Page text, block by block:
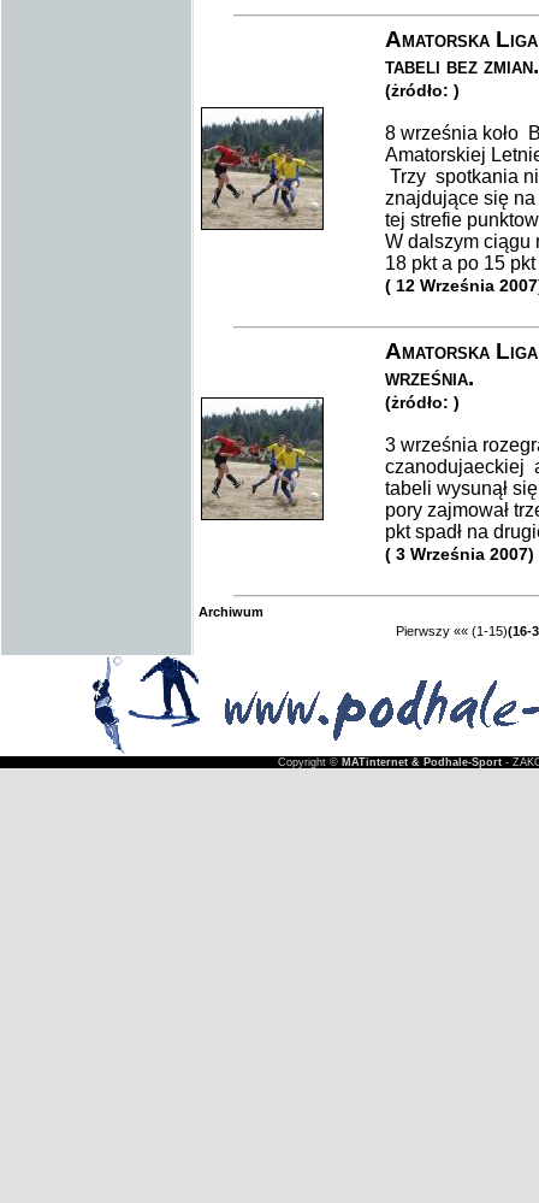
Amatorska
tabeli bez zmian.
(żródło: )
8 września koło
Amatorskiej
Trzy spotkania
znajdujące się
tej strefie
W dalszym ciągu
18 pkt a po 15
( 12 Września
Amatorska
września.
(żródło: )
3 września
czanodujaeckiej
tabeli wysunął
pory zajmował
pkt spadł na
( 3 Września 2007)
Archiwum
Pierwszy «« (1-15)(16-
Copyright © MATinternet & Podhale-Sport-